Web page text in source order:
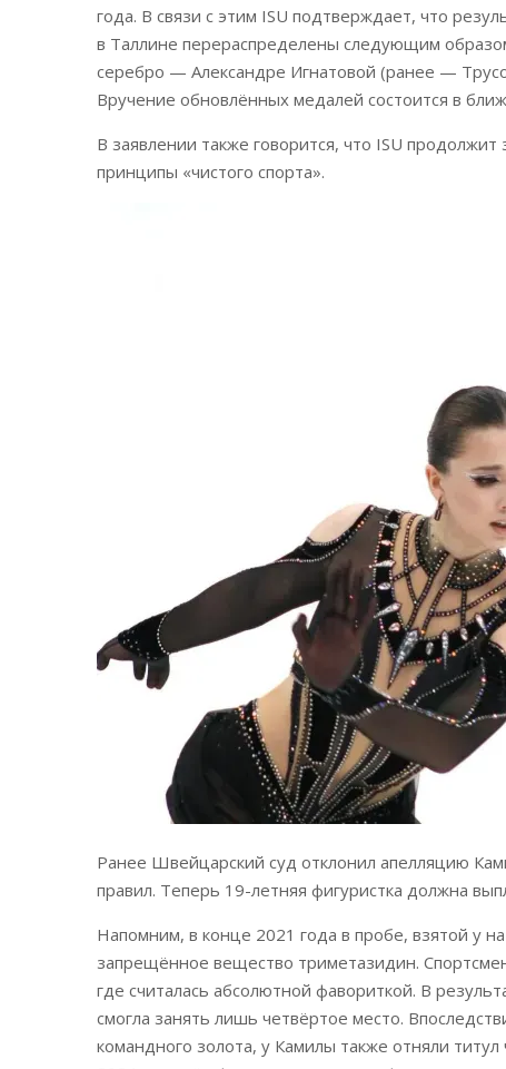
года. В связи с этим ISU подтверждает, что
в Таллине перераспределены следующим
серебро — Александре Игнатовой (ранее —
Вручение обновлённых медалей состоится в
В заявлении также говорится, что ISU
принципы «чистого спорта».
Ранее Швейцарский суд отклонил апелляцию
правил. Теперь 19-летняя фигуристка должна
Напомним, в конце 2021 года в пробе, взятой у
запрещённое вещество триметазидин.
где считалась абсолютной фавориткой. В
смогла занять лишь четвёртое место.
командного золота, у Камилы также отняли